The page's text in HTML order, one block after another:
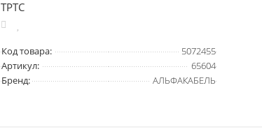
ТРТС
Код товара:
5072455
Артикул:
65604
Бренд:
АЛЬФАКАБЕЛЬ